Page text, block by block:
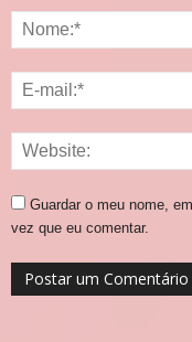
Guardar o meu nome,
vez que eu comentar.